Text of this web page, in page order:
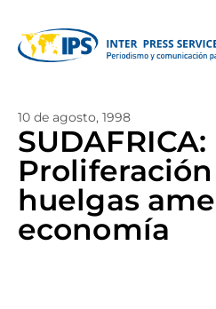
10 de agosto, 1998
SUDAFRICA:
huelgas
economía